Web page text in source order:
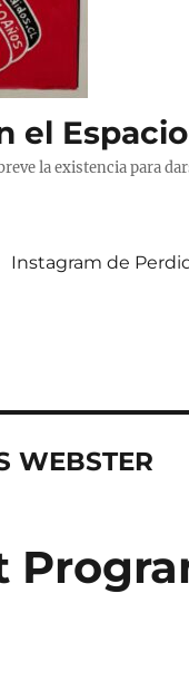
el
la existencia para
Instagram de
WEBSTER